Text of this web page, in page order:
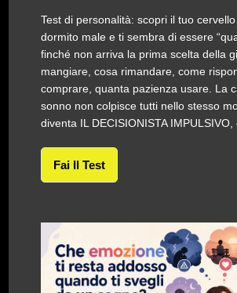
Test di personalità: scopri il tuo
dormito male e ti sembra di essere
finché non arriva la prima scelta della
mangiare, cosa rimandare, come
comprare, quanta pazienza usare. La
sonno non colpisce tutti nello stesso
diventa IL DECISIONISTA
Fai Il Test